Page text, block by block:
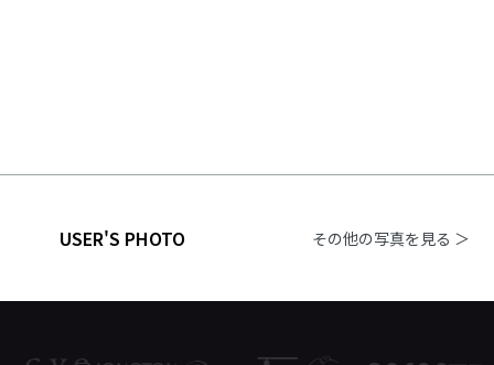
USER'S PHOTO その他の写真を見る ＞